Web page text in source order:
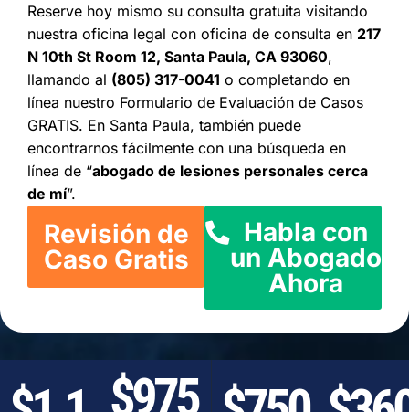
Reserve hoy mismo su consulta gratuita visitando
nuestra oficina legal con oficina de consulta en 217
N 10th St Room 12, Santa Paula, CA 93060,
llamando al (805) 317-0041 o completando en
línea nuestro Formulario de Evaluación de Casos
GRATIS. En Santa Paula, también puede
encontrarnos fácilmente con una búsqueda en
línea de “abogado de lesiones personales cerca
de mí”.
Revisión de
Caso Gratis
Habla con
un Abogado
Ahora
$975